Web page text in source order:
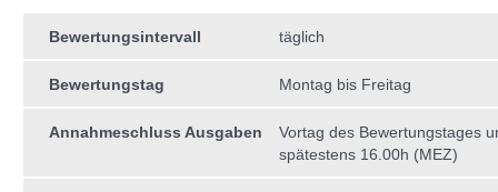
Bewertungsintervall täglich
Bewertungstag Montag bis Freitag
Annahmeschluss Ausgaben
Vortag des Bewertungstages
spätestens 16.00h (MEZ)